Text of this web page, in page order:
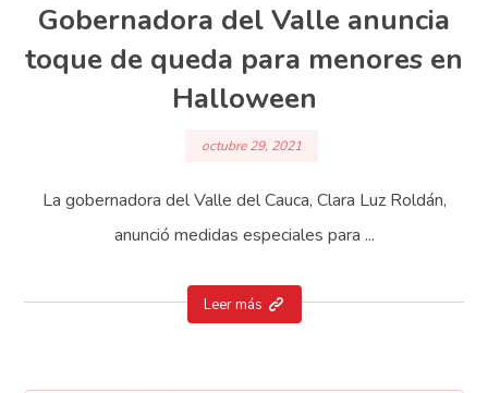
Gobernadora del Valle anuncia
toque de queda para menores en
Halloween
octubre 29, 2021
La gobernadora del Valle del Cauca, Clara Luz Roldán,
anunció medidas especiales para ...
Leer más